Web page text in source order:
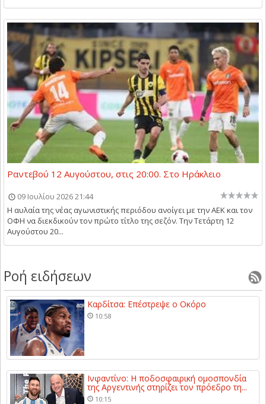
Ραντεβού 12 Αυγούστου, στις 20:00. Στο Ηράκλειο
09 Ιουλίου 2026 21:44
Η αυλαία της νέας αγωνιστικής περιόδου ανοίγει με την ΑΕΚ και τον
ΟΦΗ να διεκδικούν τον πρώτο τίτλο της σεζόν. Την Τετάρτη 12
Αυγούστου 20...
Ροή ειδήσεων
Καρδίτσα: Επέστρεψε ο Οκόρο
10:58
Ινφαντίνο: Η ποδοσφαιρική ομοσπονδία
της Αργεντινής στηρίζει τον πρόεδρο τη...
10:15